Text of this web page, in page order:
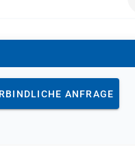
des
ANFRAGE